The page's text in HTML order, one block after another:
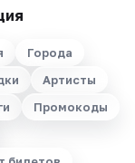
Города
Артисты
Промокоды